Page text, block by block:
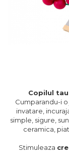
Felicitari din
Aromaterapie
Papioane din
Decoratiuni
Genti si
Copilul
Cumparandu-i
invatare,
simple, sigure,
ceramica,
Stimuleaza